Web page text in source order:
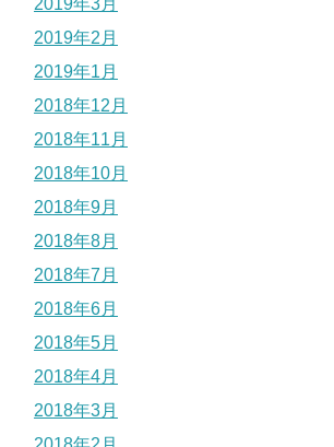
2019年3月
2019年2月
2019年1月
2018年12月
2018年11月
2018年10月
2018年9月
2018年8月
2018年7月
2018年6月
2018年5月
2018年4月
2018年3月